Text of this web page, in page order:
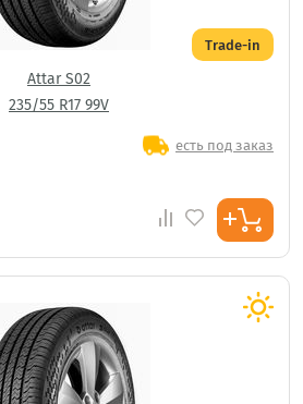
Trade-in
Attar S02
235/55 R17 99V
есть под заказ